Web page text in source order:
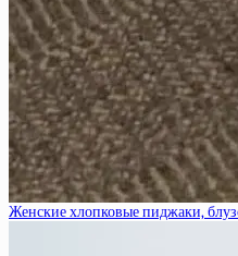
Женские хлопковые пиджаки,